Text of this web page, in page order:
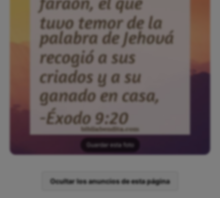
Guardar esta foto
Ocultar los anuncios de esta página